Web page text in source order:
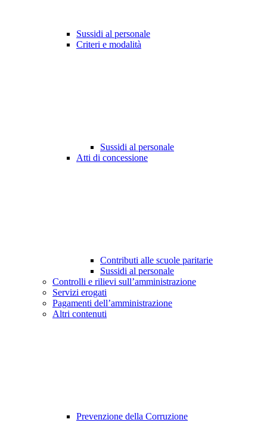
Sussidi al personale
Criteri e modalità
Sussidi al personale
Atti di concessione
Contributi alle scuole paritarie
Sussidi al personale
Controlli e rilievi sull’amministrazione
Servizi erogati
Pagamenti dell’amministrazione
Altri contenuti
Prevenzione della Corruzione